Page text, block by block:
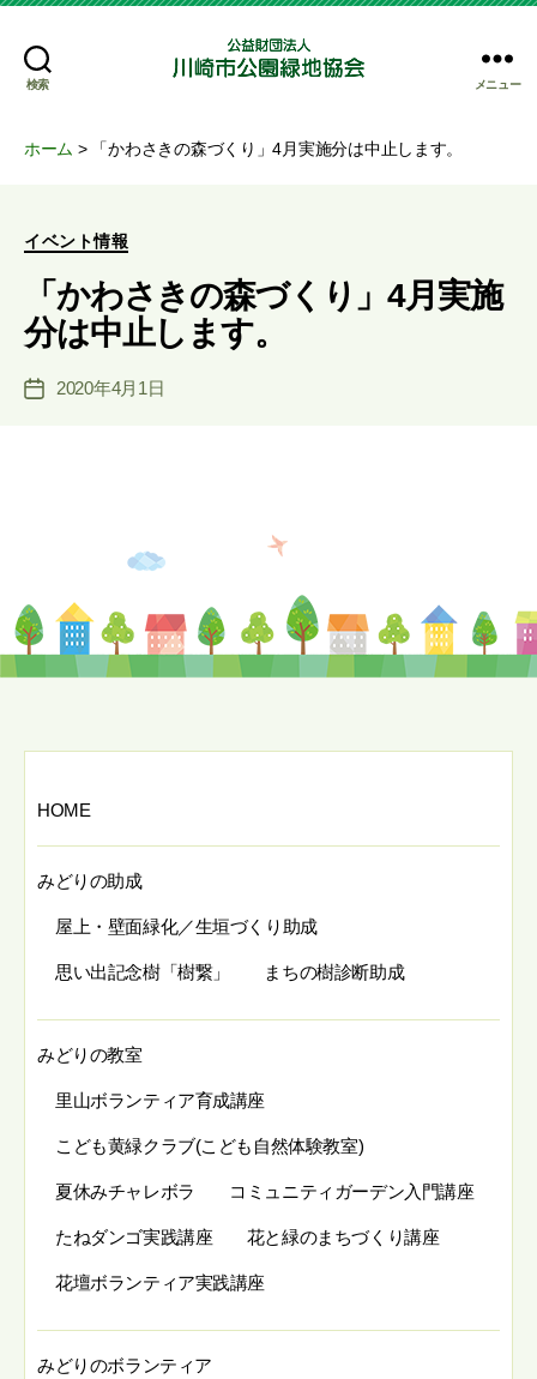
検索
財
市
メニュー
ホーム > 「かわさきの森づくり」4月実施分は中止します。
カ
ゴ
リ
ー
イベント情報
「かわさきの森づくり」4月実施
分は中止します。
投
2020年4月1日
HOME
みどりの助成
屋上・壁面緑化／生垣づくり助成
思い出記念樹「樹繋」 まちの樹診断助成
みどりの教室
里山ボランティア育成講座
こども黄緑クラブ(こども自然体験教室)
夏休みチャレボラ コミュニティガーデン入門講座
たねダンゴ実践講座 花と緑のまちづくり講座
花壇ボランティア実践講座
みどりのボランティア